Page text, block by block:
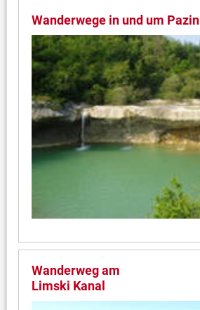
Wanderwege in und um Pazin
Wanderweg am
Limski Kanal